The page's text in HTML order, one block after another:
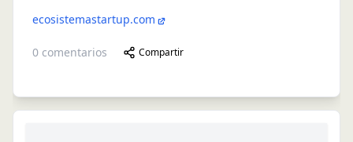
ecosistemastartup.com
0 comentarios Compartir